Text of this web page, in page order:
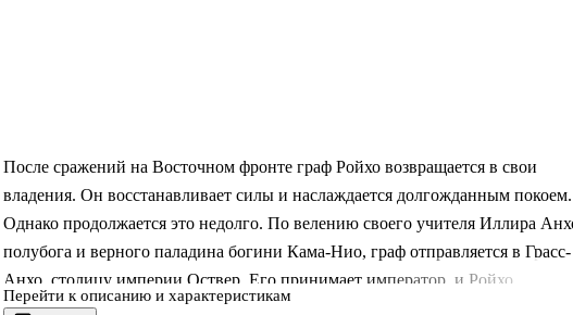
После сражений на Восточном фронте граф Ройхо возвращается в свои
владения. Он восстанавливает силы и наслаждается долгожданным покоем.
Однако продолжается это недолго. По велению своего учителя Иллира
полубога и верного паладина богини Кама-Нио, граф отправляется в Грасс-
Анхо, столицу империи Оствер. Его принимает император, и Ройхо
становится советником государя. Это неожиданность, но Ройхо воин и
Перейти к описанию и характеристикам